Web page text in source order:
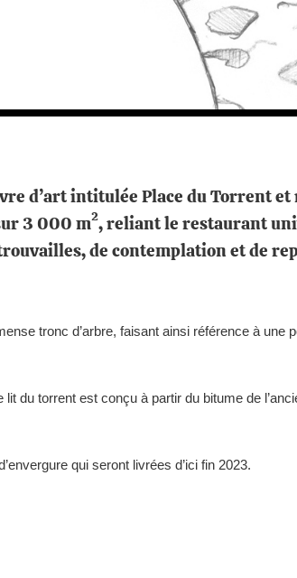
d’art intitulée Place du Torrent
3 000 m², reliant le restaurant
de contemplation et de
tronc d’arbre, faisant ainsi référence à une
du torrent est conçu à partir du bitume de
qui seront livrées d’ici fin 2023.